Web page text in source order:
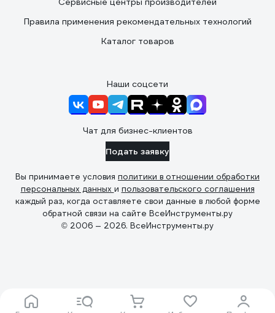
Правила применения рекомендательных технологий
Каталог товаров
Наши соцсети
Чат для бизнес-клиентов
Подать заявку
Вы принимаете условия политики в отношении обработки
персональных данных и пользовательского соглашения
каждый раз, когда оставляете свои данные в любой форме
обратной связи на сайте ВсеИнструменты.ру
© 2006 — 2026. ВсеИнструменты.ру